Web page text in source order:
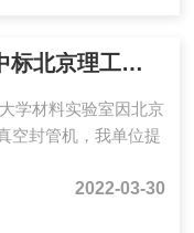
我单位ZKF-1型真空封管机中标北京理工大学材料实验室
学材料实验室因北京
空封管机，我单位提
了*的氢氧机，能够
封，而且配置了真
2022-03-30